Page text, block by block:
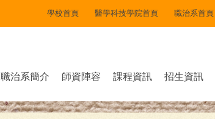
職治系簡介 師資陣容 課程資訊 招生資訊
學校首頁 醫學科技學院首頁 職治系首頁